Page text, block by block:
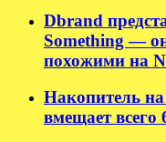
Dbrand
Something —
похожими на
Накопитель
вмещает всего